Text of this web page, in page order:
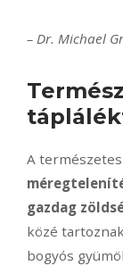
– Dr. Michael
A
gazdag
közé
bogyós